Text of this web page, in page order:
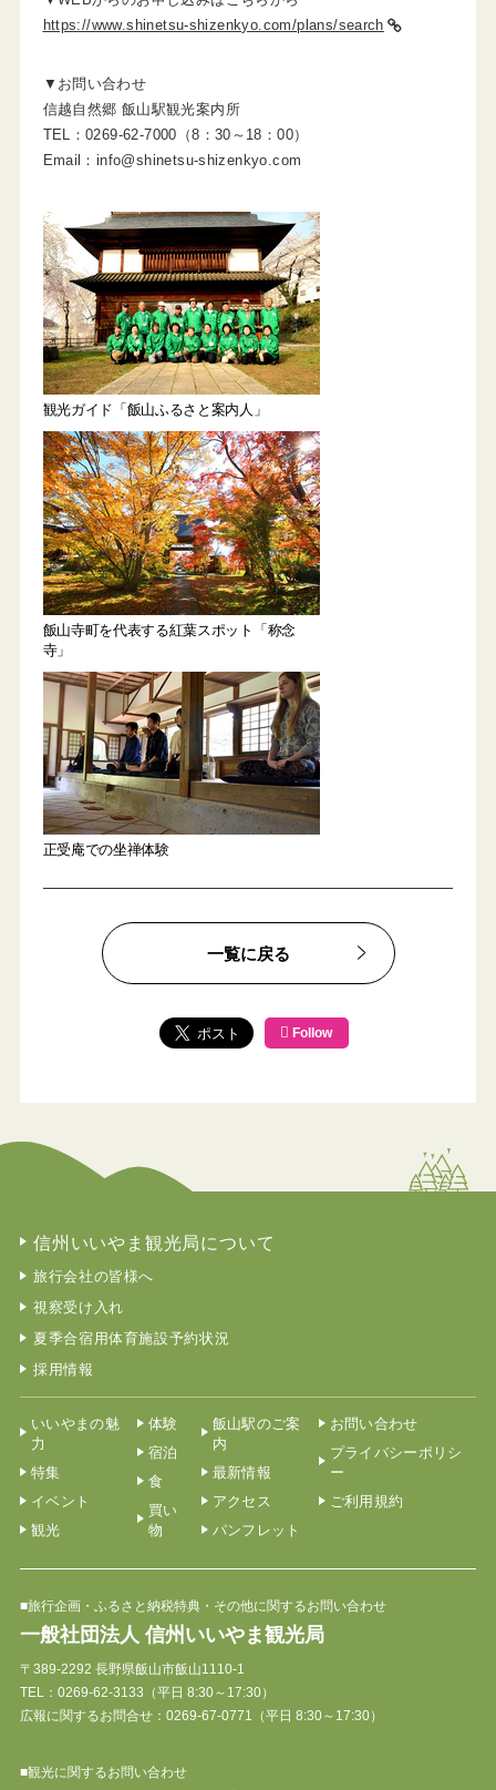
https://www.shinetsu-shizenkyo.com/plans/search
▼お問い合わせ
信越自然郷 飯山駅観光案内所
TEL：0269-62-7000（8：30～18：00）
Email：info@shinetsu-shizenkyo.com
観光ガイド「飯山ふるさと案内人」
飯山寺町を代表する紅葉スポット「称念
寺」
正受庵での坐禅体験
一覧に戻る
Follow
信州いいやま観光局について
旅行会社の皆様へ
視察受け入れ
夏季合宿用体育施設予約状況
採用情報
いいやまの魅
力
特集
イベント
観光
体験
宿泊
食
買い
物
飯山駅のご案
内
最新情報
アクセス
パンフレット
お問い合わせ
プライバシーポリシ
ー
ご利用規約
■旅行企画・ふるさと納税特典・その他に関するお問い合わせ
一般社団法人 信州いいやま観光局
〒389-2292 長野県飯山市飯山1110-1
TEL： 0269-62-3133 （平日 8:30～17:30）
広報に関するお問合せ：0269-67-0771（平日 8:30～17:30）
■観光に関するお問い合わせ